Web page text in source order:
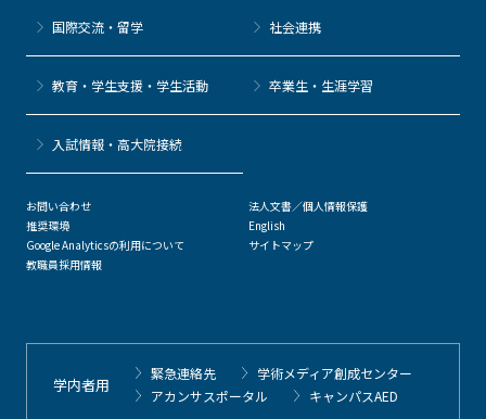
国際交流・留学 社会連携
教育・学生支援・学生活動 卒業生・生涯学習
⼊試情報・高大院接続
お問い合わせ
推奨環境
Google Analyticsの利用について
教職員採用情報
法人文書／個人情報保護
English
サイトマップ
学内者用
緊急連絡先
学術メディア創成センター
アカンサスポータル
キャンパスAED